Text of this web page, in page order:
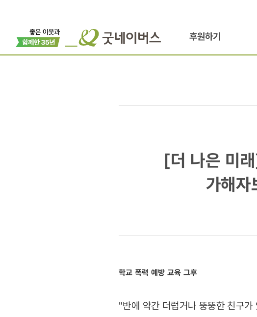
후원하기
피해자
돼보니
알았어요…
[더 나은 미
가해자
학교 폭력 예방 교육 그후
"반에 약간 더럽거나 뚱뚱한 친구